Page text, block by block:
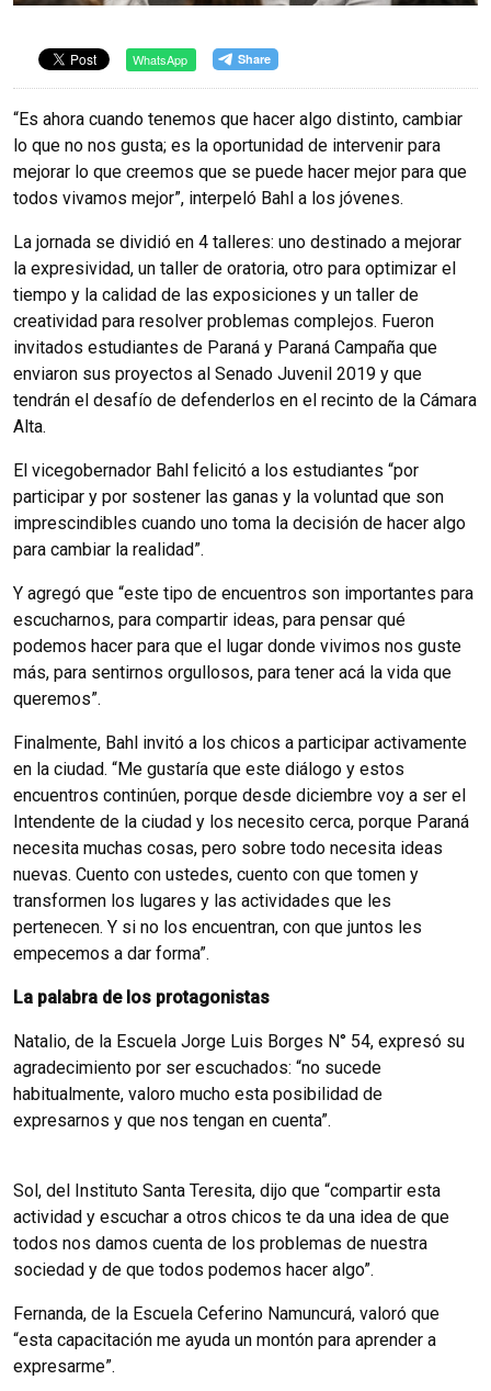
WhatsApp
“Es ahora cuando tenemos que hacer algo distinto, cambiar
lo que no nos gusta; es la oportunidad de intervenir para
mejorar lo que creemos que se puede hacer mejor para que
todos vivamos mejor”, interpeló Bahl a los jóvenes.
La jornada se dividió en 4 talleres: uno destinado a mejorar
la expresividad, un taller de oratoria, otro para optimizar el
tiempo y la calidad de las exposiciones y un taller de
creatividad para resolver problemas complejos. Fueron
invitados estudiantes de Paraná y Paraná Campaña que
enviaron sus proyectos al Senado Juvenil 2019 y que
tendrán el desafío de defenderlos en el recinto de la Cámara
Alta.
El vicegobernador Bahl felicitó a los estudiantes “por
participar y por sostener las ganas y la voluntad que son
imprescindibles cuando uno toma la decisión de hacer algo
para cambiar la realidad”.
Y agregó que “este tipo de encuentros son importantes para
escucharnos, para compartir ideas, para pensar qué
podemos hacer para que el lugar donde vivimos nos guste
más, para sentirnos orgullosos, para tener acá la vida que
queremos”.
Finalmente, Bahl invitó a los chicos a participar activamente
en la ciudad. “Me gustaría que este diálogo y estos
encuentros continúen, porque desde diciembre voy a ser el
Intendente de la ciudad y los necesito cerca, porque Paraná
necesita muchas cosas, pero sobre todo necesita ideas
nuevas. Cuento con ustedes, cuento con que tomen y
transformen los lugares y las actividades que les
pertenecen. Y si no los encuentran, con que juntos les
empecemos a dar forma”.
La palabra de los protagonistas
Natalio, de la Escuela Jorge Luis Borges N° 54, expresó su
agradecimiento por ser escuchados: “no sucede
habitualmente, valoro mucho esta posibilidad de
expresarnos y que nos tengan en cuenta”.
Sol, del Instituto Santa Teresita, dijo que “compartir esta
actividad y escuchar a otros chicos te da una idea de que
todos nos damos cuenta de los problemas de nuestra
sociedad y de que todos podemos hacer algo”.
Fernanda, de la Escuela Ceferino Namuncurá, valoró que
“esta capacitación me ayuda un montón para aprender a
expresarme”.